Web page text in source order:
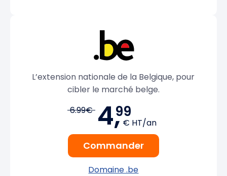
L’extension nationale de la Belgique, pour
cibler le marché belge.
6.99€ 4,99
€ HT/an
Commander
Domaine .be